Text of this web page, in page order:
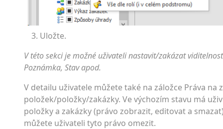
Uložte.
V této sekci je možné uživateli nastavit/zakázat
Poznámka, Stav apod.
V detailu uživatele můžete také na záložce Práva
položek/polož­ky/zakázky. Ve výchozím stavu má
položky a zakázky (právo zobrazit, editovat a
můžete uživateli tyto právo omezit.